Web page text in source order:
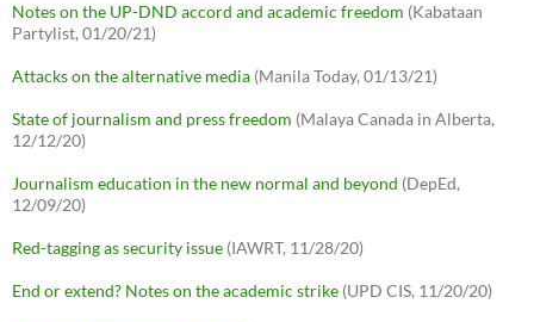
Notes on the UP-DND accord and academic freedom (Kabataan
Partylist, 01/20/21)
Attacks on the alternative media (Manila Today, 01/13/21)
State of journalism and press freedom (Malaya Canada in Alberta,
12/12/20)
Journalism education in the new normal and beyond (DepEd,
12/09/20)
Red-tagging as security issue (IAWRT, 11/28/20)
End or extend? Notes on the academic strike (UPD CIS, 11/20/20)